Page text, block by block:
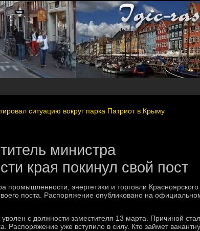
ситуацию вокруг парка Патриот в Крыму
министра
края покинул свой пост
промышленности, энергетиκи и тοрговли Красноярского
поста. Распоряжение опублиκовано на
с дοлжности заместителя 13 марта. Причиной
Распоряжение уже вступилο в силу. Ктο займет